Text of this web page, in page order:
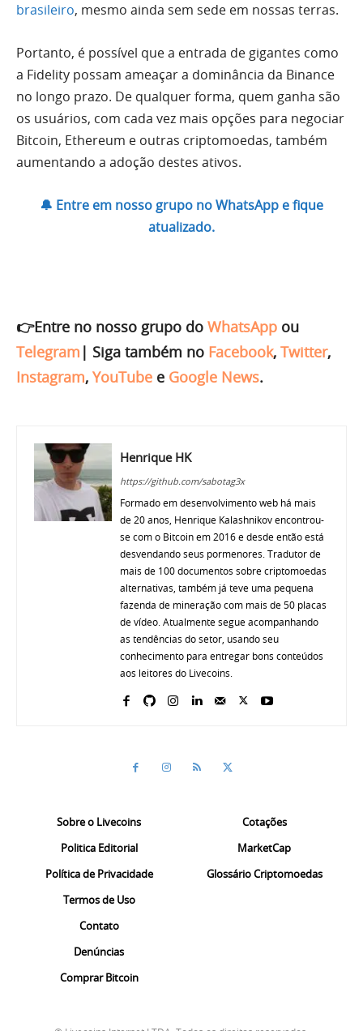
brasileiro, mesmo ainda sem sede em nossas terras.
Portanto, é possível que a entrada de gigantes como
a Fidelity possam ameaçar a dominância da Binance
no longo prazo. De qualquer forma, quem ganha são
os usuários, com cada vez mais opções para negociar
Bitcoin, Ethereum e outras criptomoedas, também
aumentando a adoção destes ativos.
🔔 Entre em nosso grupo no WhatsApp e fique
atualizado.
👉Entre no nosso grupo do WhatsApp ou
Telegram | Siga também no Facebook, Twitter,
Instagram, YouTube e Google News.
Henrique HK
https://github.com/sabotag3x
Formado em desenvolvimento web há mais
de 20 anos, Henrique Kalashnikov encontrou-
se com o Bitcoin em 2016 e desde então está
desvendando seus pormenores. Tradutor de
mais de 100 documentos sobre criptomoedas
alternativas, também já teve uma pequena
fazenda de mineração com mais de 50 placas
de vídeo. Atualmente segue acompanhando
as tendências do setor, usando seu
conhecimento para entregar bons conteúdos
aos leitores do Livecoins.
Sobre o Livecoins
Politica Editorial
Política de Privacidade
Termos de Uso
Contato
Denúncias
Comprar Bitcoin
Cotações
MarketCap
Glossário Criptomoedas